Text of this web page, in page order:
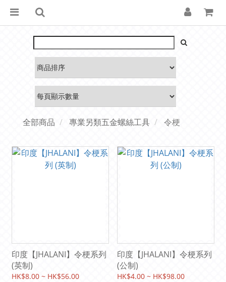
全部商品 專業另類五金螺絲工具 令梗
印度【JHALANI】令梗系列
(英制)
HK$8.00 ~ HK$56.00
印度【JHALANI】令梗系列
(公制)
HK$4.00 ~ HK$98.00